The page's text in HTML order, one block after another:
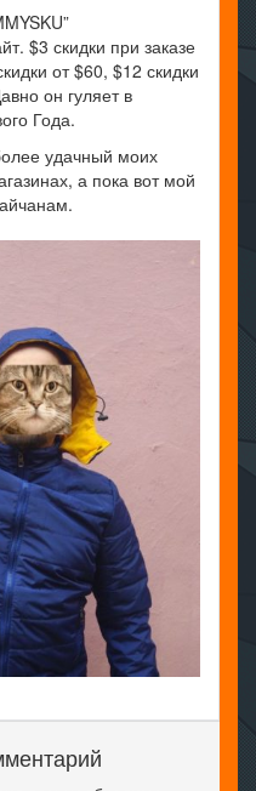
$3 скидки при заказе
от $60, $12 скидки
он гуляет в
Года.
удачный моих
а пока вот мой